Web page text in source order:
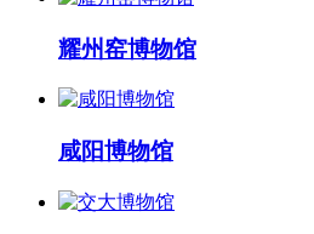
耀州窑博物馆
咸阳博物馆